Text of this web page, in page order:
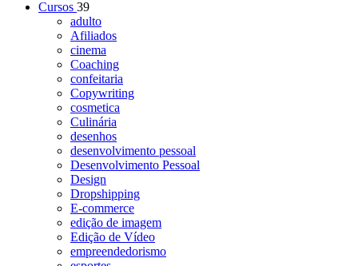
Cursos 39
adulto
Afiliados
cinema
Coaching
confeitaria
Copywriting
cosmetica
Culinária
desenhos
desenvolvimento pessoal
Desenvolvimento Pessoal
Design
Dropshipping
E-commerce
edição de imagem
Edição de Vídeo
empreendedorismo